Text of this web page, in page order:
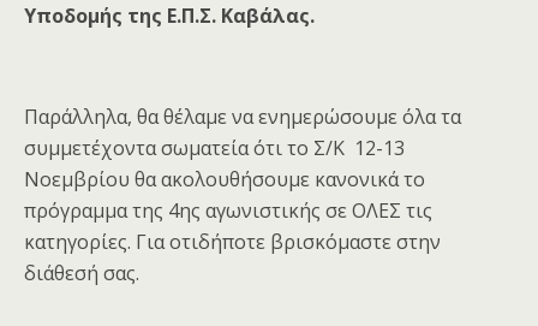
Υποδομής της Ε.Π.Σ. Καβάλας.
Παράλληλα, θα θέλαμε να ενημερώσουμε όλα τα
συμμετέχοντα σωματεία ότι το Σ/Κ 12-13
Νοεμβρίου θα ακολουθήσουμε κανονικά το
πρόγραμμα της 4ης αγωνιστικής σε ΟΛΕΣ τις
κατηγορίες. Για οτιδήποτε βρισκόμαστε στην
διάθεσή σας.